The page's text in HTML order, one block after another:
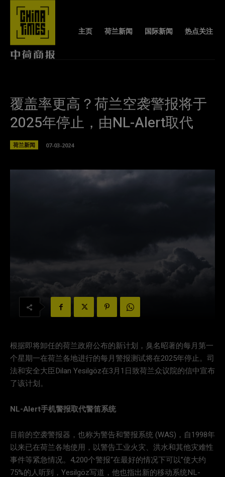
主页 荷兰新闻 国际新闻 热点关注
覆盖率更高？荷兰空袭警报将于
2025年停止，由NL-Alert取代
荷兰新闻 07-03-2024
根据即将卸任的荷兰政府公布的新计划，臭名昭著的每月第一
个星期一在荷兰各地进行的每月警报测试将在2025年停止。司
法和安全大臣Dilan Yesilgöz在3月1日致荷兰众议院的信中宣布
了该计划。
NL-Alert手机警报取代警笛系统
目前的空袭警报器，也称为警告和警报系统 (WAS)，自1998年
以来已在荷兰各地使用，以警告工业火灾、洪水和其他灾难性
事件等紧急情况。4,200个警报“在最好的情况下可以”使大约
75%的人听到，Yesilgöz写道，他也指出新的移动系统NL-